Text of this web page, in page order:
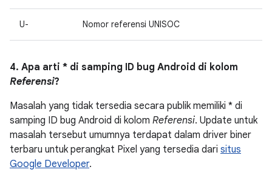
U- Nomor referensi UNISOC
4. Apa arti * di samping ID bug Android di kolom
Referensi?
Masalah yang tidak tersedia secara publik memiliki * di
samping ID bug Android di kolom Referensi. Update untuk
masalah tersebut umumnya terdapat dalam driver biner
terbaru untuk perangkat Pixel yang tersedia dari situs
Google Developer.